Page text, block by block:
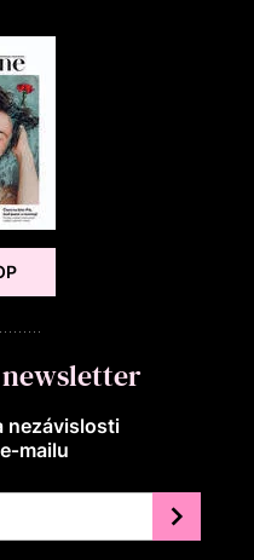
nezávislosti